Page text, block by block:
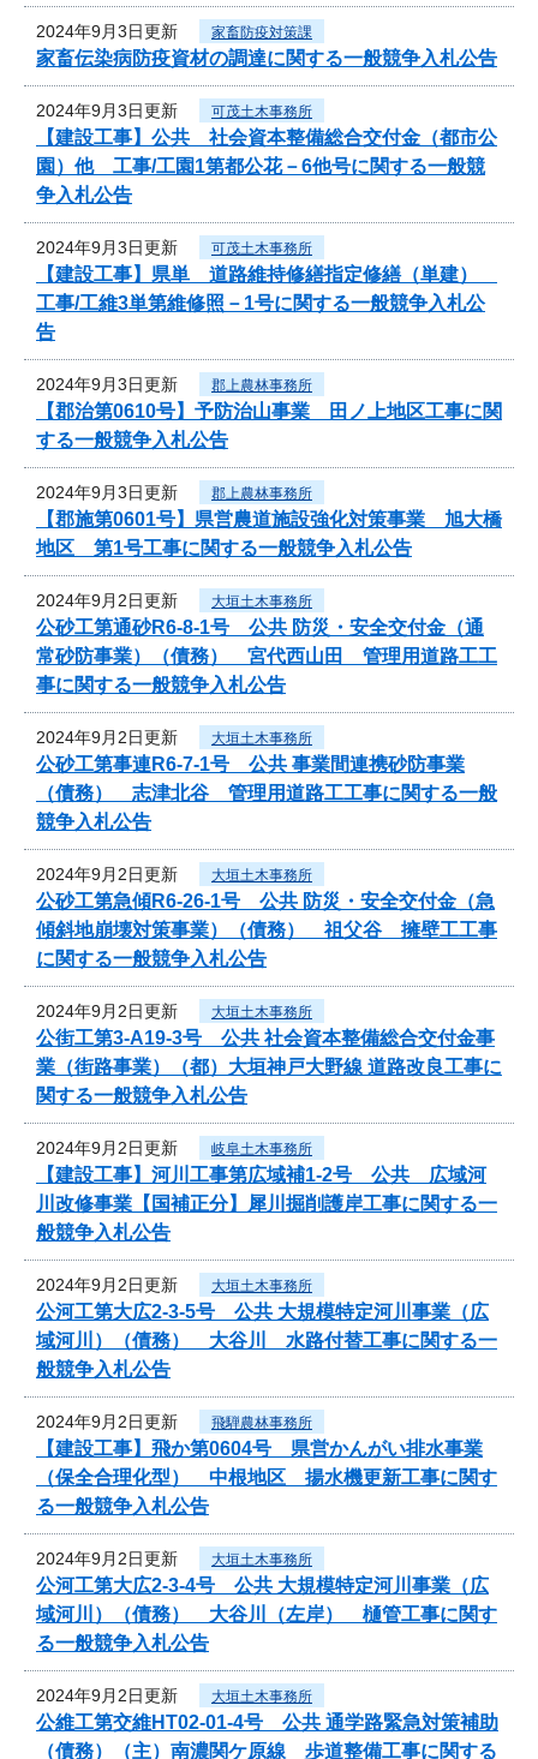
2024年9月3日更新 家畜防疫対策課
家畜伝染病防疫資材の調達に関する一般競争入札公告
2024年9月3日更新 可茂土木事務所
【建設工事】公共 社会資本整備総合交付金（都市公
園）他 工事/工園1第都公花－6他号に関する一般競
争入札公告
2024年9月3日更新 可茂土木事務所
【建設工事】県単 道路維持修繕指定修繕（単建）
工事/工維3単第維修照－1号に関する一般競争入札公
告
2024年9月3日更新 郡上農林事務所
【郡治第0610号】予防治山事業 田ノ上地区工事に関
する一般競争入札公告
2024年9月3日更新 郡上農林事務所
【郡施第0601号】県営農道施設強化対策事業 旭大橋
地区 第1号工事に関する一般競争入札公告
2024年9月2日更新 大垣土木事務所
公砂工第通砂R6-8-1号 公共 防災・安全交付金（通
常砂防事業）（債務） 宮代西山田 管理用道路工工
事に関する一般競争入札公告
2024年9月2日更新 大垣土木事務所
公砂工第事連R6-7-1号 公共 事業間連携砂防事業
（債務） 志津北谷 管理用道路工工事に関する一般
競争入札公告
2024年9月2日更新 大垣土木事務所
公砂工第急傾R6-26-1号 公共 防災・安全交付金（急
傾斜地崩壊対策事業）（債務） 祖父谷 擁壁工工事
に関する一般競争入札公告
2024年9月2日更新 大垣土木事務所
公街工第3-A19-3号 公共 社会資本整備総合交付金事
業（街路事業）（都）大垣神戸大野線 道路改良工事に
関する一般競争入札公告
2024年9月2日更新 岐阜土木事務所
【建設工事】河川工事第広域補1-2号 公共 広域河
川改修事業【国補正分】犀川掘削護岸工事に関する一
般競争入札公告
2024年9月2日更新 大垣土木事務所
公河工第大広2-3-5号 公共 大規模特定河川事業（広
域河川）（債務） 大谷川 水路付替工事に関する一
般競争入札公告
2024年9月2日更新 飛騨農林事務所
【建設工事】飛か第0604号 県営かんがい排水事業
（保全合理化型） 中根地区 揚水機更新工事に関す
る一般競争入札公告
2024年9月2日更新 大垣土木事務所
公河工第大広2-3-4号 公共 大規模特定河川事業（広
域河川）（債務） 大谷川（左岸） 樋管工事に関す
る一般競争入札公告
2024年9月2日更新 大垣土木事務所
公維工第交維HT02-01-4号 公共 通学路緊急対策補助
（債務）（主）南濃関ケ原線 歩道整備工事に関する